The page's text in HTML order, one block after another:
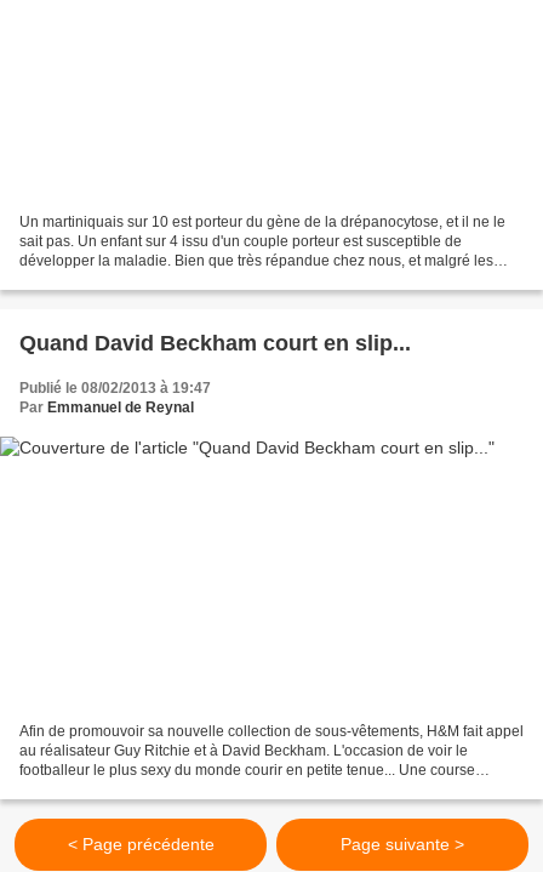
Un martiniquais sur 10 est porteur du gène de la drépanocytose, et il ne le
sait pas. Un enfant sur 4 issu d'un couple porteur est susceptible de
développer la maladie. Bien que très répandue chez nous, et malgré les
Quand David Beckham court en slip...
Publié le 08/02/2013 à 19:47
Par Emmanuel de Reynal
Afin de promouvoir sa nouvelle collection de sous-vêtements, H&M fait appel
au réalisateur Guy Ritchie et à David Beckham. L'occasion de voir le
footballeur le plus sexy du monde courir en petite tenue... Une course
< Page précédente Page suivante >